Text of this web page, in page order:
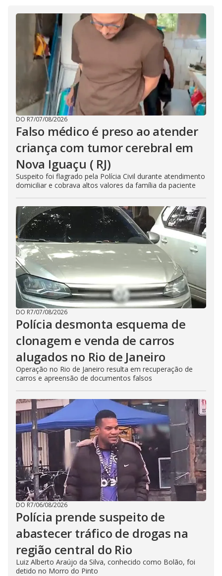
DO R7/07/08/2026
Falso médico é preso ao atender
criança com tumor cerebral em
Nova Iguaçu ( RJ)
Suspeito foi flagrado pela Polícia Civil durante atendimento
domiciliar e cobrava altos valores da família da paciente
DO R7/07/08/2026
Polícia desmonta esquema de
clonagem e venda de carros
alugados no Rio de Janeiro
Operação no Rio de Janeiro resulta em recuperação de
carros e apreensão de documentos falsos
DO R7/06/08/2026
Polícia prende suspeito de
abastecer tráfico de drogas na
região central do Rio
Luiz Alberto Araújo da Silva, conhecido como Bolão, foi
detido no Morro do Pinto